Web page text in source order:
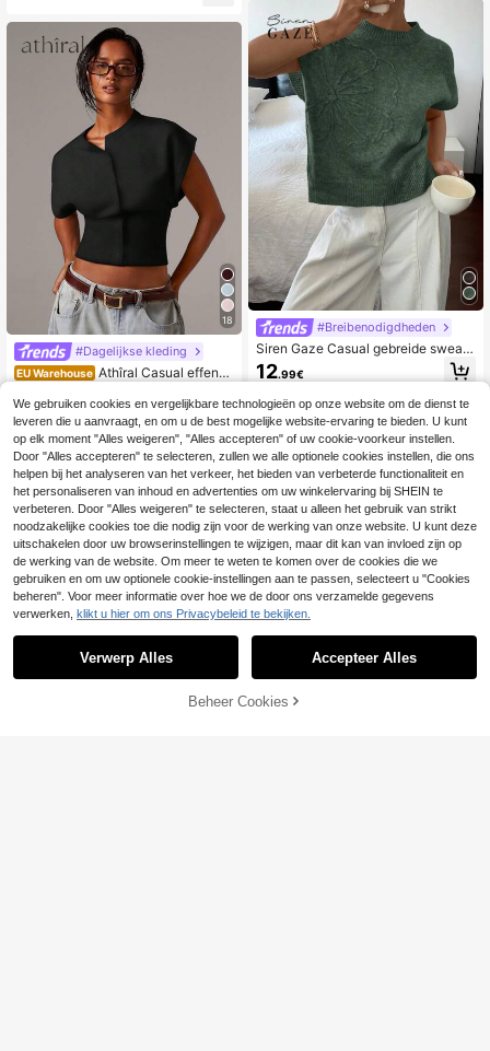
18
#Dagelijkse kleding
EU Warehouse Athîral Casual effenkl
n de voorkant voor dames in herfst/
winter
(1000+)
13.85€ -1% 13.99€
hikt Voor Dagelijks Dragen In De He
rfst, Comfortabele Gebreide Top
#Breibenodigdheden
Siren Gaze Casual gebreide sweate
r voor dames, minimalistisch en mo
dieus voor dagelijks gebruik
12.99€
TOEVOEGEN AAN WINKELWAGEN
We gebruiken cookies en vergelijkbare technologieën op onze website om de dienst te
leveren die u aanvraagt, en om u de best mogelijke website-ervaring te bieden. U kunt
op elk moment "Alles weigeren", "Alles accepteren" of uw cookie-voorkeur instellen.
Door "Alles accepteren" te selecteren, zullen we alle optionele cookies instellen, die ons
helpen bij het analyseren van het verkeer, het bieden van verbeterde functionaliteit en
het personaliseren van inhoud en advertenties om uw winkelervaring bij SHEIN te
verbeteren. Door "Alles weigeren" te selecteren, staat u alleen het gebruik van strikt
noodzakelijke cookies toe die nodig zijn voor de werking van onze website. U kunt deze
uitschakelen door uw browserinstellingen te wijzigen, maar dit kan van invloed zijn op
de werking van de website. Om meer te weten te komen over de cookies die we
gebruiken en om uw optionele cookie-instellingen aan te passen, selecteert u "Cookies
beheren". Voor meer informatie over hoe we de door ons verzamelde gegevens
verwerken, klikt u hier om ons Privacybeleid te bekijken.
Verwerp Alles Accepteer Alles
Beheer Cookies